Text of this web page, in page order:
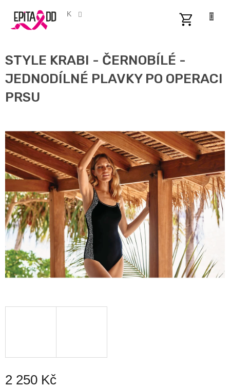
obsah
CZK
STYLE KRABI - ČERNOBÍLÉ -
JEDNODÍLNÉ PLAVKY PO OPERACI
PRSU
2 250 Kč